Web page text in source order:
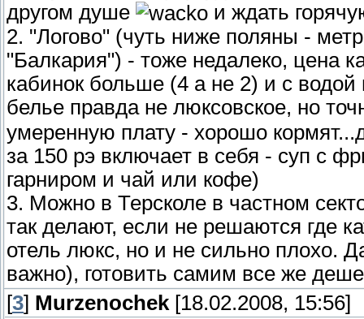
другом душе
и ждать
2. "Логово" (чуть ниже поляны -
"Балкария") - тоже недалеко, цена
кабинок больше (4 а не 2) и с
белье правда не люксовское, но
умеренную плату - хорошо
за 150 рэ включает в себя - суп с
гарниром и чай или кофе)
3. Можно в Терсколе в частном
так делают, если не решаются где
отель люкс, но и не сильно плохо.
важно), готовить самим все же
[3] Murzenochek [18.02.2008, 15:56]